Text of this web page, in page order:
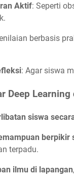
Aktif: Seperti
berbasis
: Agar siswa
Deep
siswa
berpikir
terpadu.
ilmu di lapangan